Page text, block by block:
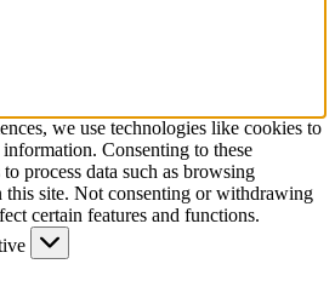
we use technologies like cookies to
Consenting to these
process data such as browsing
site. Not consenting or withdrawing
certain features and functions.